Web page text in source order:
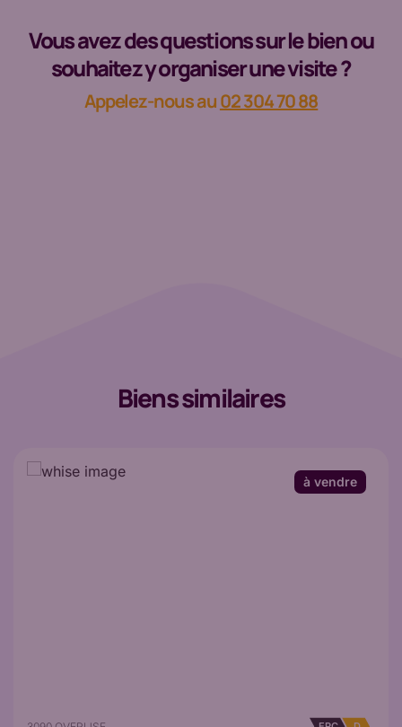
Vous avez des questions sur le bien ou
souhaitez y organiser une visite ?
Appelez-nous au02 304 70 88
Biens similaires
à vendre